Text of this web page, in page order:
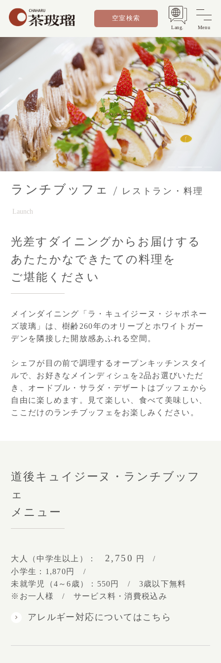
空室検索
Lang. Menu
ランチブッフェ レストラン・料理
Launch
光差すダイニングからお届けする
あたたかなできたての料理を
ご堪能ください
メインダイニング「ラ・キュイジーヌ・ジャポネー
ズ玻璃」は、樹齢260年のオリーブとホワイトガー
デンを隣接した開放感あふれる空間。
シェフが目の前で調理するオープンキッチンスタイ
ルで、お好きなメインディシュを2品お選びいただ
き、オードブル・サラダ・デザートはブッフェから
自由に楽しめます。
見て楽しい、食べて美味しい、
ここだけのランチブッフェをお楽しみください。
道後キュイジーヌ・ランチブッフ
ェ
メニュー
大人（中学生以上）： 2,750
円 /
小学生：1,870円 /
未就学児（4～6歳）：550円 / 3歳以下無料
※お一人様 / サービス料・消費税込み
アレルギー対応についてはこちら